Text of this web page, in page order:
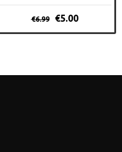
€6.99
Oorspronkelijke
prijs
€5.00Huidige
prijs